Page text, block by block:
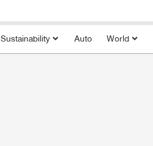
Sustainability Auto World